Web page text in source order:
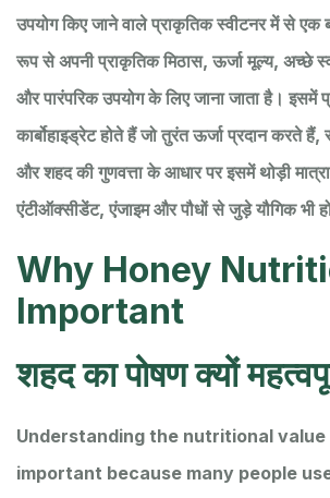
उपयोग किए जाने वाले प्राकृतिक स्वीटनर में से एक
रूप से अपनी प्राकृतिक मिठास, ऊर्जा मूल्य, अच्छे
और पारंपरिक उपयोग के लिए जाना जाता है। इसमें
कार्बोहाइड्रेट होते हैं जो तुरंत ऊर्जा प्रदान करते
और शहद की गुणवत्ता के आधार पर इसमें थोड़ी
एंटीऑक्सीडेंट, एंजाइम और पौधों से जुड़े यौगिक भी
Why Honey
Important
शहद का पोषण क्यों
Understanding the nutritional
important because many people